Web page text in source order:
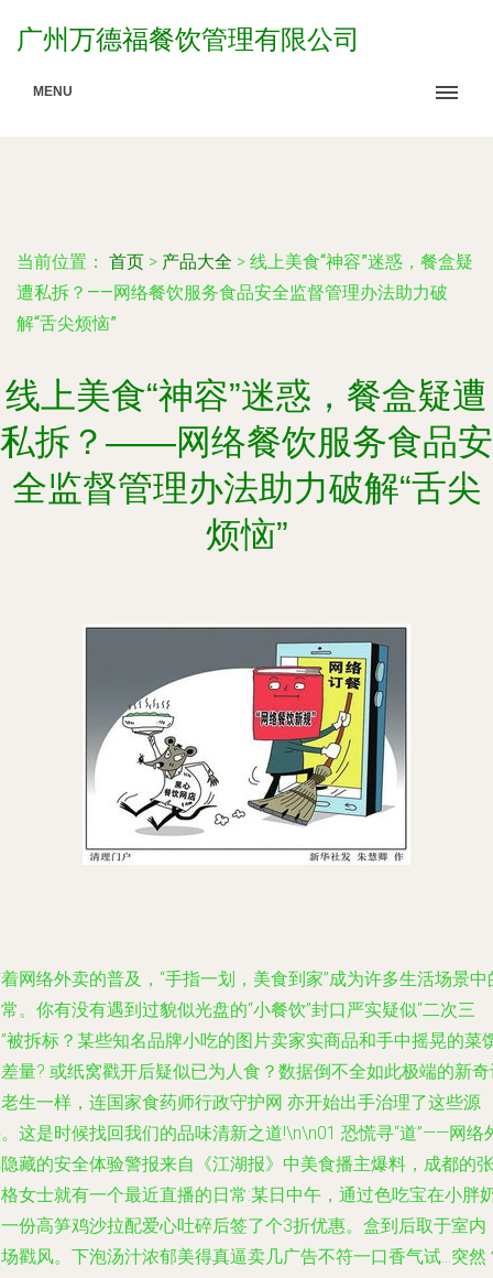
广州万德福餐饮管理有限公司
MENU
当前位置： 首页 > 产品大全 > 线上美食“神容”迷惑，餐盒疑
遭私拆？——网络餐饮服务食品安全监督管理办法助力破
解“舌尖烦恼”
线上美食“神容”迷惑，餐盒疑遭
私拆？——网络餐饮服务食品安
全监督管理办法助力破解“舌尖
烦恼”
网络外卖的普及，“手指一划，美食到家”成为许多生活场景中
。你有没有遇到过貌似光盘的“小餐饮”封口严实疑似“二次三
被拆标？某些知名品牌小吃的图片卖家实商品和手中摇晃的菜
量? 或纸窝戳开后疑似已为人食？数据倒不全如此极端的新
生一样，连国家食药师行政守护网 亦开始出手治理了这些源
这是时候找回我们的品味清新之道!\n\n01 恐慌寻“道”——网络
藏的安全体验警报来自《江湖报》中美食播主爆料，成都的张
女士就有一个最近直播的日常:某日中午，通过色吃宝在小胖
份高笋鸡沙拉配爱心吐碎后签了个3折优惠。盒到后取于室内
戳风。下泡汤汁浓郁美得真逼卖几广告不符一口香气试...突然